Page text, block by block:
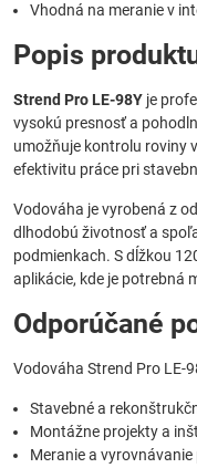
Vhodná na meranie v
Popis
Strend Pro LE-98Y je
vysokú presnosť a
umožňuje kontrolu roviny
efektivitu práce pri
Vodováha je vyrobená z
dlhodobú životnosť a
podmienkach. S dĺžkou
aplikácie, kde je potrebná
Odporúčané
Vodováha Strend Pro LE-
Stavebné a
Montážne projekty a
Meranie a